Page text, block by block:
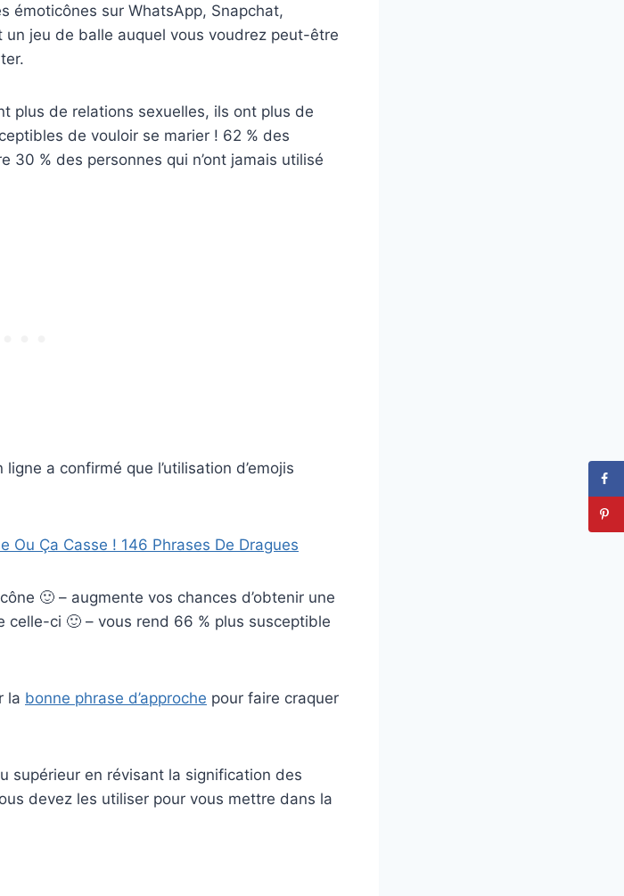
émoticônes sur WhatsApp, Snapchat,
un jeu de balle auquel vous voudrez peut-être
plus de relations sexuelles, ils ont plus de
de vouloir se marier ! 62 % des
30 % des personnes qui n’ont jamais utilisé
a confirmé que l’utilisation d’emojis
Ou Ça Casse ! 146 Phrases De Dragues
🙂 – augmente vos chances d’obtenir une
celle-ci 🙂 – vous rend 66 % plus susceptible
la bonne phrase d’approche pour faire craquer
supérieur en révisant la signification des
devez les utiliser pour vous mettre dans la